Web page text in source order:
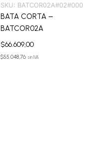
SKU: BATCOR02A#02#000
BATA CORTA –
BATCOR02A
$66.609,00
$55.048,76 sin IVA